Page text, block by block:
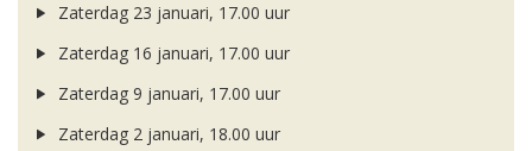
Zaterdag 23 januari, 17.00 uur
Zaterdag 16 januari, 17.00 uur
Zaterdag 9 januari, 17.00 uur
Zaterdag 2 januari, 18.00 uur